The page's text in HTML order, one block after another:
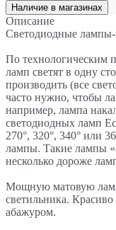
Наличие в магазинах
Описание
Светодиодные
По технологическим
ламп светят в одну
производить (все
часто нужно, чтобы
например, лампа
светодиодных ламп
270°, 320°, 340° или
лампы. Такие лампы
несколько дороже
Мощную матовую
светильника. Красиво
абажуром.